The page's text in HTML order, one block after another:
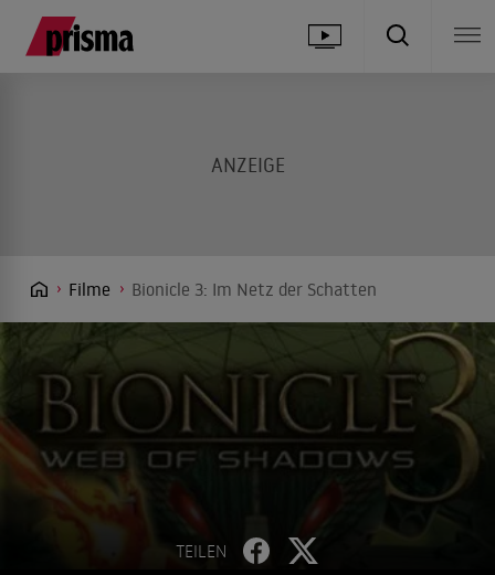
Filme Bionicle 3: Im Netz der Schatten
TEILEN